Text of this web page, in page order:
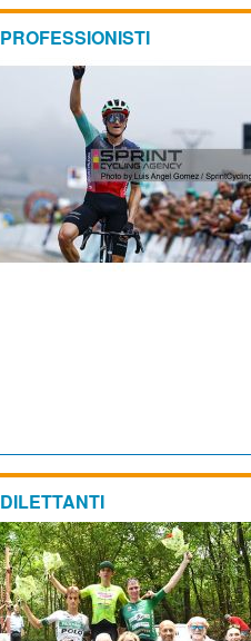
PROFESSIONISTI
DILETTANTI